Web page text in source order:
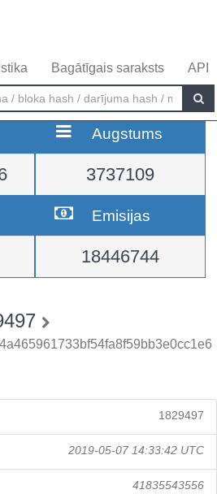
Bagātīgais saraksts API
Augstums
3737109
Emisijas
18446744
1829497
2019-05-07 14:33:42 UTC
41835543556